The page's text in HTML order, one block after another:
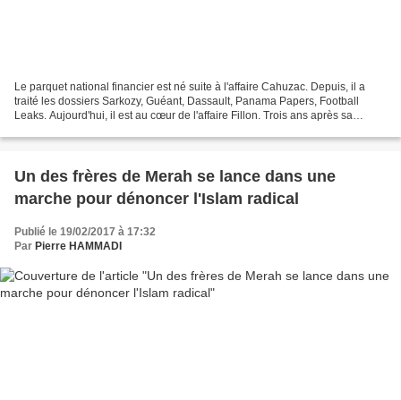
Le parquet national financier est né suite à l'affaire Cahuzac. Depuis, il a
traité les dossiers Sarkozy, Guéant, Dassault, Panama Papers, Football
Leaks. Aujourd'hui, il est au cœur de l'affaire Fillon. Trois ans après sa
Un des frères de Merah se lance dans une
marche pour dénoncer l'Islam radical
Publié le 19/02/2017 à 17:32
Par Pierre HAMMADI